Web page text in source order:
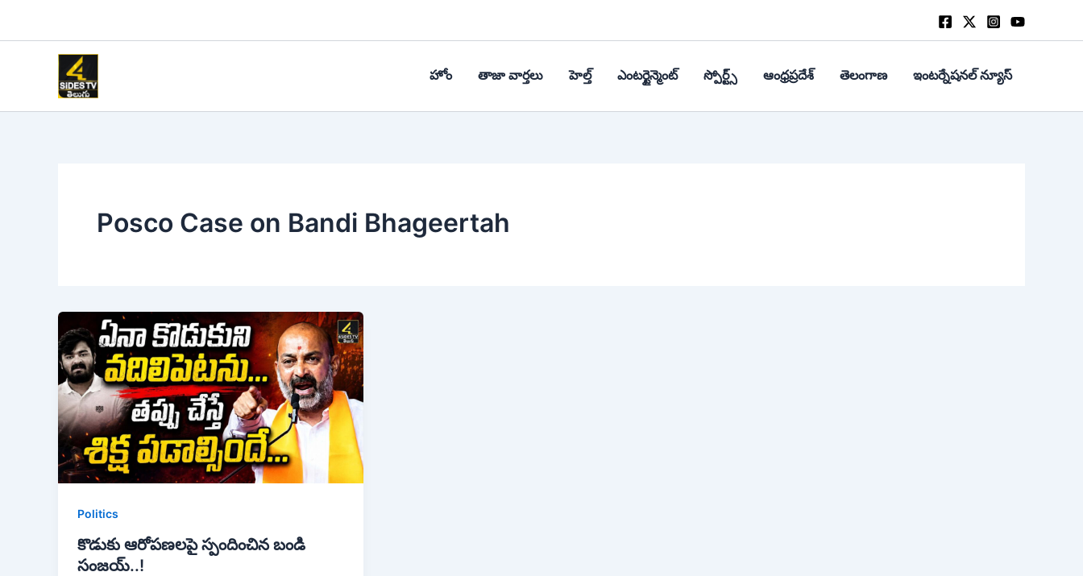
హోం తాజా వార్తలు హెల్త్‌ ఎంటర్టైన్మెంట్ స్పోర్ట్స్ ఆంధ్రప్రదేశ్ తెలంగాణ ఇంటర్నేషనల్ న్యూస్
Posco Case on Bandi Bhageertah
Politics
కొడుకు ఆరోపణలపై స్పందించిన బండి
సంజయ్..!